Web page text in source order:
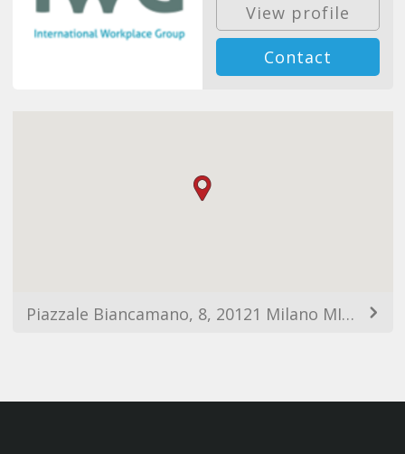
View profile
Contact
Piazzale Biancamano, 8, 20121 Milano MI, Italy